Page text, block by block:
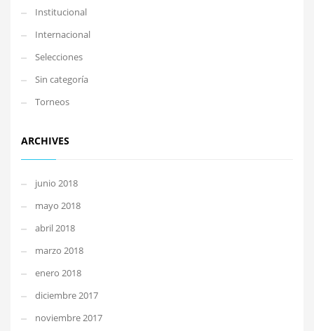
Institucional
Internacional
Selecciones
Sin categoría
Torneos
ARCHIVES
junio 2018
mayo 2018
abril 2018
marzo 2018
enero 2018
diciembre 2017
noviembre 2017